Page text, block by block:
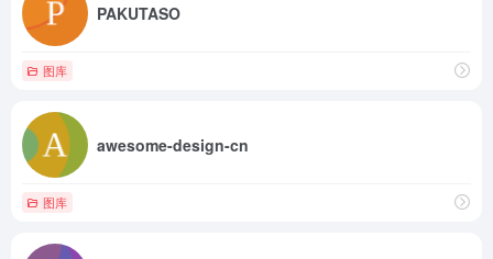
PAKUTASO
图库
awesome-design-cn
图库